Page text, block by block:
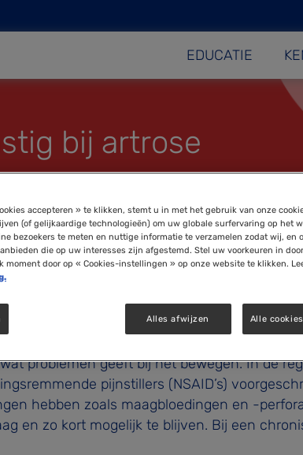
EDUCATIE
bij artrose
Mensen met artrose
problemen geeft bij het bewegen. In de
pijnstillers (NSAID’s)
hebben zoals maagbloedingen en -
en zo kort mogelijk te blijven. Bij een
accepteren » te klikken, stemt u in met het gebruik van onze
(of gelijkaardige technologieën) om uw globale surfervaring op het
bezoekers te meten en nuttige informatie te verzamelen zodat wij, en
die op uw interesses zijn afgestemd. Stel uw voorkeuren in door
moment door op « Cookies-instellingen » op onze website te klikken.
Alles afwijzen Alle